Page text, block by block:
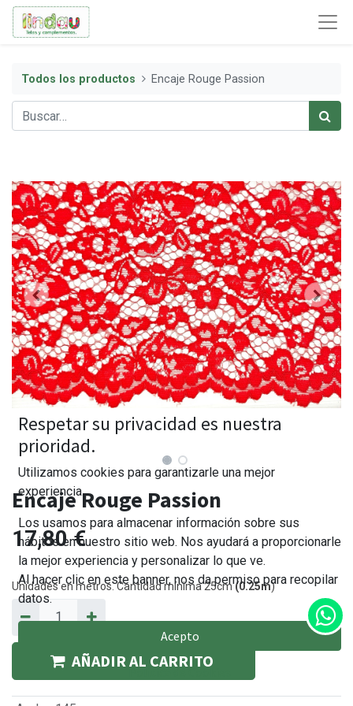
Todos los productos Encaje Rouge Passion
Encaje Rouge Passion
17,80€
Unidades en metros. Cantidad mínima 25cm(0.25m)
AÑADIR AL CARRITO
Respetar su privacidad es nuestra
prioridad.
Utilizamos cookies para garantizarle una mejor
experiencia.
Los usamos para almacenar información sobre sus
hábitos en nuestro sitio web. Nos ayudará a proporcionarle
la mejor experiencia y personalizar lo que ve.
Al hacer clic en este banner, nos da permiso para recopilar
datos.
Acepto